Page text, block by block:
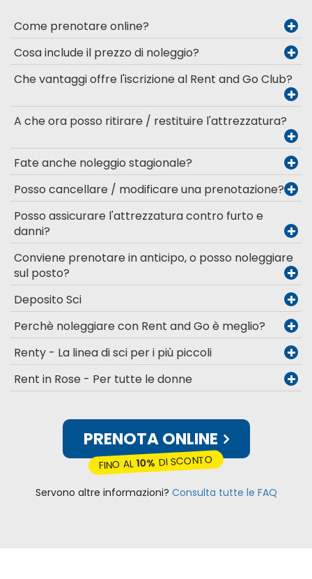
Come prenotare online?
Cosa include il prezzo di noleggio?
Che vantaggi offre l'iscrizione al Rent and Go Club?
A che ora posso ritirare / restituire l'attrezzatura?
Fate anche noleggio stagionale?
Posso cancellare / modificare una prenotazione?
Posso assicurare l'attrezzatura contro furto e
danni?
Conviene prenotare in anticipo, o posso noleggiare
sul posto?
Deposito Sci
Perchè noleggiare con Rent and Go è meglio?
Renty - La linea di sci per i più piccoli
Rent in Rose - Per tutte le donne
PRENOTA ONLINE
FINO AL10% DI SCONTO
Servono altre informazioni? Consulta tutte le FAQ